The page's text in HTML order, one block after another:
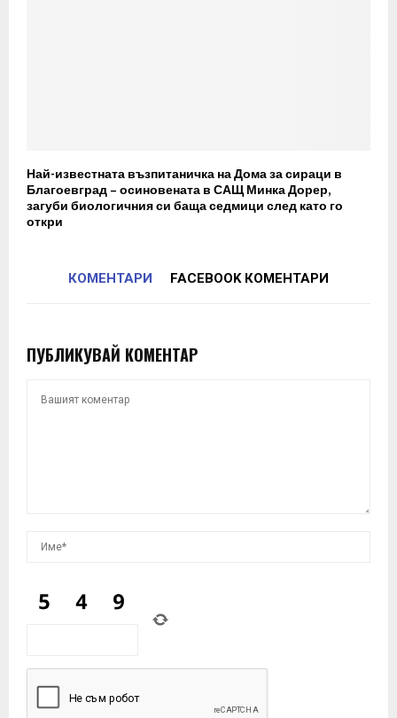
Най-известната възпитаничка на Дома за сираци в
Благоевград – осиновената в САЩ Минка Дорер,
загуби биологичния си баща седмици след като го
откри
КОМЕНТАРИ FACEBOOK КОМЕНТАРИ
ПУБЛИКУВАЙ КОМЕНТАР